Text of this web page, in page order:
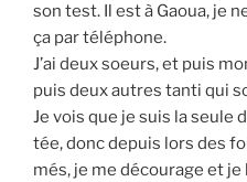
son test. Il est à Gaoua, je
ça par télé­phone.
J’ai deux soeurs, et puis
puis deux autres tan­ti qui
Je vois que je suis la
tée, donc depuis lors des
més, je me décou­rage et je